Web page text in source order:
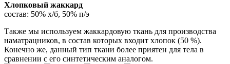
Хлопковый жаккард
состав: 50% х/б, 50% п/э
Также мы используем жаккардовую ткань для производства
наматрацников, в состав которых входит хлопок (50 %).
Конечно же, данный тип ткани более приятен для тела в
сравнении с его синтетическим аналогом.